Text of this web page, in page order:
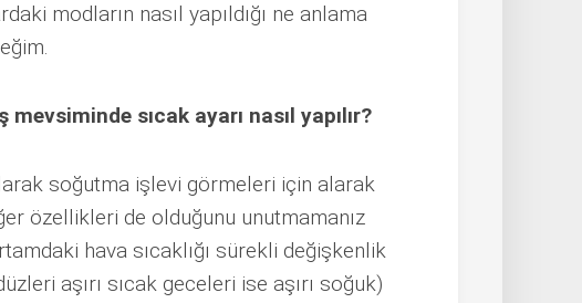
modların nasıl yapıldığı ne anlama
sıcak ayarı nasıl yapılır?
soğutma işlevi görmeleri için alarak
özellikleri de olduğunu unutmamanız
hava sıcaklığı sürekli değişkenlik
aşırı sıcak geceleri ise aşırı soğuk)